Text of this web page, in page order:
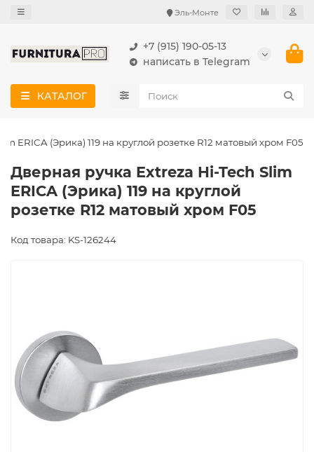
Эль-Монте
+7 (915) 190-05-13
написать в Telegram
КАТАЛОГ
ERICA (Эрика) 119 на круглой розетке R12 матовый хром F05
Дверная ручка Extreza Hi-Tech Slim
ERICA (Эрика) 119 на круглой
розетке R12 матовый хром F05
Код товара: KS-126244